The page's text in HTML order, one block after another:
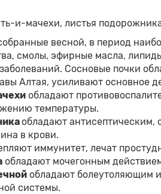
и-мачехи, листья
весной, в период
смолы, эфирные масла,
Сосновые почки
Алтая, усиливают основное
обладают
температуры.
обладают антисептическим,
в крови.
иммунитет, лечат
обладают мочегонным
обладают болеутоляющим
системы.